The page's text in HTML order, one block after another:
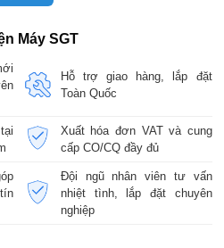
Máy SGT
Hỗ trợ giao hàng, lắp đặt
Toàn Quốc
Xuất hóa đơn VAT và cung
cấp CO/CQ đầy đủ
Đội ngũ nhân viên tư vấn
nhiệt tình, lắp đặt chuyên
nghiệp